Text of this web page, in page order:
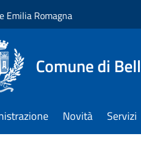
Emilia Romagna
Comune di
Novità Servizi